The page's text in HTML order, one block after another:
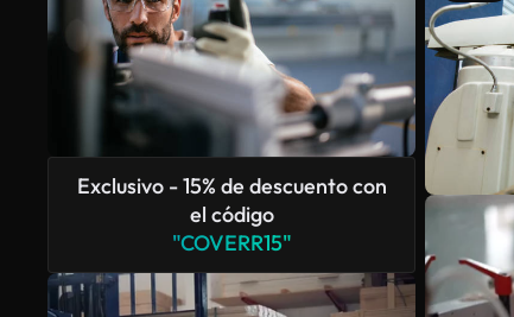
Exclusivo - 15% de descuento con
el código
"COVERR15"